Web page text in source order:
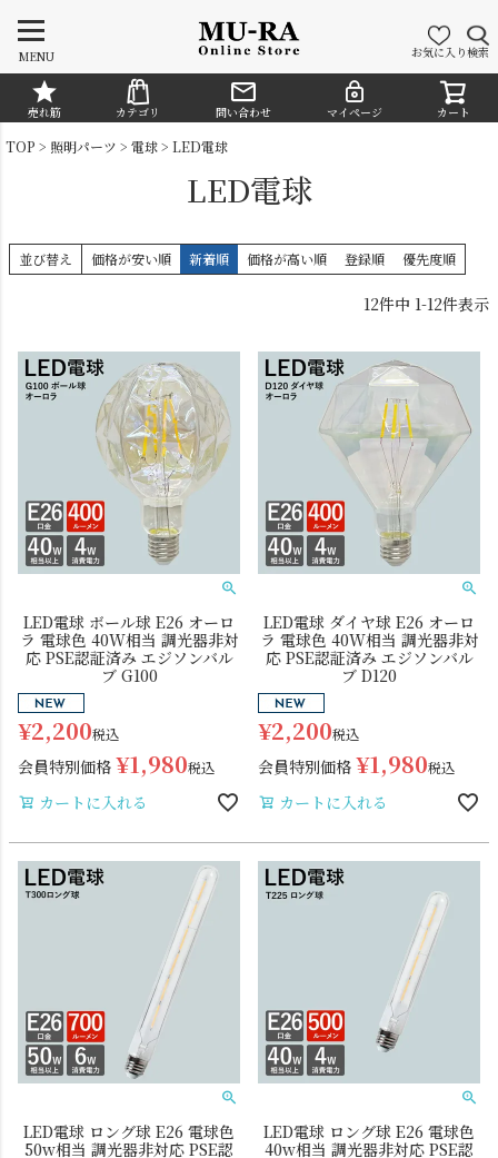
MENU お気に入り検索
CATEGORY
シャンデリア ペンダントライト
ブラケットライト
売れ筋 カテゴリ 問い合わせ マイページ カート
TOP 照明パーツ 電球 LED電球
LED電球
並び替え 価格が安い順 新着順 価格が高い順 登録順 優先度順
12件中 1-12件表示
LED電球 ボール球 E26 オーロ
ラ 電球色 40W相当 調光器非対
応 PSE認証済み エジソンバル
ブ G100
¥2,200税込
会員特別価格 ¥1,980税込
カートに入れる
LED電球 ダイヤ球 E26 オーロ
ラ 電球色 40W相当 調光器非対
応 PSE認証済み エジソンバル
ブ D120
¥2,200税込
会員特別価格 ¥1,980税込
カートに入れる
LED電球 ロング球 E26 電球色
50w相当 調光器非対応 PSE認
LED電球 ロング球 E26 電球色
40w相当 調光器非対応 PSE認